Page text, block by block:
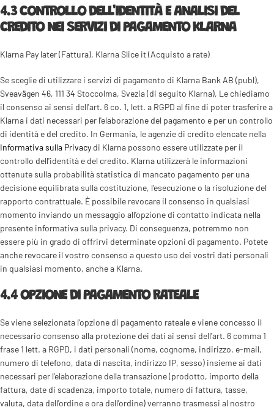
4.3 CONTROLLO DELL'IDENTITÀ E ANALISI DEL
CREDITO NEI SERVIZI DI PAGAMENTO KLARNA
Klarna Pay later (Fattura), Klarna Slice it (Acquisto a rate)
Se sceglie di utilizzare i servizi di pagamento di Klarna Bank AB (publ),
Sveavägen 46, 111 34 Stoccolma, Svezia (di seguito Klarna), Le chiediamo
il consenso ai sensi dell'art. 6 co. 1, lett. a RGPD al fine di poter trasferire a
Klarna i dati necessari per l'elaborazione del pagamento e per un controllo
di identità e del credito. In Germania, le agenzie di credito elencate nella
Informativa sulla Privacy di Klarna possono essere utilizzate per il
controllo dell'identità e del credito. Klarna utilizzerà le informazioni
ottenute sulla probabilità statistica di mancato pagamento per una
decisione equilibrata sulla costituzione, l'esecuzione o la risoluzione del
rapporto contrattuale. È possibile revocare il consenso in qualsiasi
momento inviando un messaggio all'opzione di contatto indicata nella
presente informativa sulla privacy. Di conseguenza, potremmo non
essere più in grado di offrirvi determinate opzioni di pagamento. Potete
anche revocare il vostro consenso a questo uso dei vostri dati personali
in qualsiasi momento, anche a Klarna.
4.4 OPZIONE DI PAGAMENTO RATEALE
Se viene selezionata l'opzione di pagamento rateale e viene concesso il
necessario consenso alla protezione dei dati ai sensi dell'art. 6 comma 1
frase 1 lett. a RGPD, i dati personali (nome, cognome, indirizzo, e-mail,
numero di telefono, data di nascita, indirizzo IP, sesso) insieme ai dati
necessari per l'elaborazione della transazione (prodotto, importo della
fattura, date di scadenza, importo totale, numero di fattura, tasse,
valuta, data dell'ordine e ora dell'ordine) verranno trasmessi al nostro